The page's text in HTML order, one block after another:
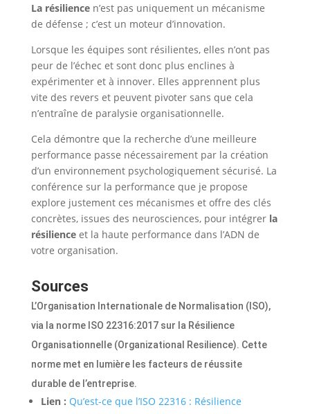
La résiliencen’est pas uniquement un mécanisme
de défense ; c’est un moteur d’innovation.
Lorsque les équipes sont résilientes, elles n’ont pas
peur de l’échec et sont donc plus enclines à
expérimenter et à innover. Elles apprennent plus
vite des revers et peuvent pivoter sans que cela
n’entraîne de paralysie organisationnelle.
Cela démontre que la recherche d’une meilleure
performance passe nécessairement par la création
d’un environnement psychologiquement sécurisé. La
conférence sur la performance que je propose
explore justement ces mécanismes et offre des clés
concrètes, issues des neurosciences, pour intégrer la
résilienceet la haute performance dans l’ADN de
votre organisation.
Sources
L’Organisation Internationale de Normalisation (ISO),
via la norme ISO 22316:2017 sur la Résilience
Organisationnelle (Organizational Resilience). Cette
norme met en lumière les facteurs de réussite
durable de l’entreprise.
Lien : Qu’est-ce que l’ISO 22316 : Résilience